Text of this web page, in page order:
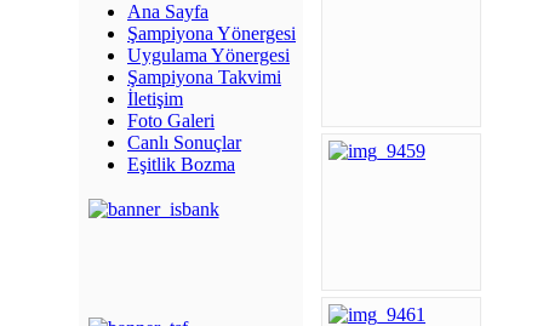
Ana Sayfa
Şampiyona Yönergesi
Uygulama Yönergesi
Şampiyona Takvimi
İletişim
Foto Galeri
Canlı Sonuçlar
Eşitlik Bozma